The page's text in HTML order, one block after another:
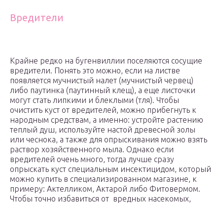
Вредители
Крайне редко на бугенвиллии поселяются сосущие
вредители. Понять это можно, если на листве
появляется мучнистый налет (мучнистый червец)
либо паутинка (паутинный клещ), а еще листочки
могут стать липкими и блеклыми (тля). Чтобы
очистить куст от вредителей, можно прибегнуть к
народным средствам, а именно: устройте растению
теплый душ, используйте настой древесной золы
или чеснока, а также для опрыскивания можно взять
раствор хозяйственного мыла. Однако если
вредителей очень много, тогда лучше сразу
опрыскать куст специальным инсектицидом, который
можно купить в специализированном магазине, к
примеру: Актелликом, Актарой либо Фитовермом.
Чтобы точно избавиться от вредных насекомых,